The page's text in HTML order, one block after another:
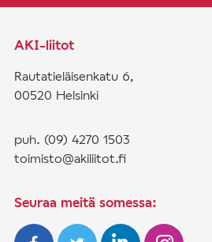
AKI-liitot
Rautatieläisenkatu 6,
00520 Helsinki
puh. (09) 4270 1503
toimisto@akiliitot.fi
Seuraa meitä somessa: